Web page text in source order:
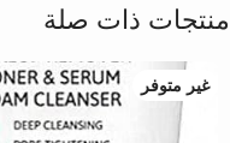
منتجات ذات صلة
غير متوفر